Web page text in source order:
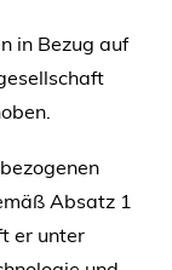
in Bezug auf
Absatz 1
er unter